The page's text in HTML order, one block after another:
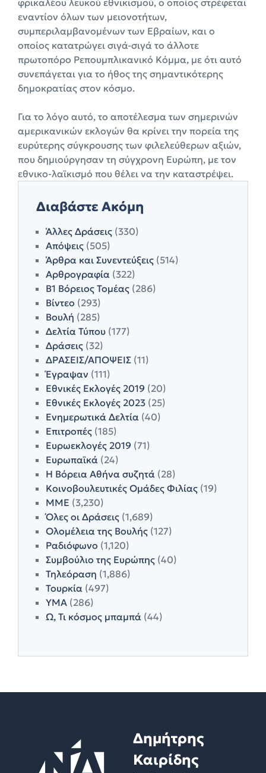
φρικαλέου λευκού εθνικισμού, ο οποίος στρέφεται
εναντίον όλων των μειονοτήτων,
συμπεριλαμβανομένων των Εβραίων, και ο
οποίος κατατρώγει σιγά-σιγά το άλλοτε
πρωτοπόρο Ρεπουμπλικανικό Κόμμα, με ότι αυτό
συνεπάγεται για το ήθος της σημαντικότερης
δημοκρατίας στον κόσμο.
Για το λόγο αυτό, το αποτέλεσμα των σημερινών
αμερικανικών εκλογών θα κρίνει την πορεία της
ευρύτερης σύγκρουσης των φιλελεύθερων αξιών,
που δημιούργησαν τη σύγχρονη Ευρώπη, με τον
εθνικο-λαϊκισμό που θέλει να την καταστρέψει.
Διαβάστε Ακόμη
Άλλες Δράσεις (330)
Απόψεις (505)
Άρθρα και Συνεντεύξεις (514)
Αρθρογραφία (322)
Β1 Βόρειος Τομέας (286)
Βίντεο (293)
Βουλή (285)
Δελτία Τύπου (177)
Δράσεις (32)
ΔΡΑΣΕΙΣ/ΑΠΟΨΕΙΣ (11)
Έγραψαν (111)
Εθνικές Εκλογές 2019 (20)
Εθνικές Εκλογές 2023 (25)
Ενημερωτικά Δελτία (40)
Επιτροπές (185)
Ευρωεκλογές 2019 (71)
Ευρωπαϊκά (24)
Η Βόρεια Αθήνα συζητά (28)
Κοινοβουλευτικές Ομάδες Φιλίας (19)
ΜΜΕ (3,230)
Όλες οι Δράσεις (1,689)
Ολομέλεια της Βουλής (127)
Ραδιόφωνο (1,120)
Συμβούλιο της Ευρώπης (40)
Τηλεόραση (1,886)
Τουρκία (497)
ΥΜΑ (286)
Ω, Τι κόσμος μπαμπά (44)
Δημήτρης
Καιρίδης